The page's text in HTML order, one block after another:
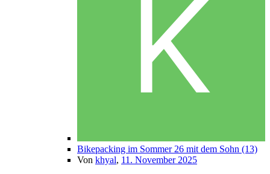
Bikepacking im Sommer 26 mit dem Sohn (13)
Von khyal, 11. November 2025